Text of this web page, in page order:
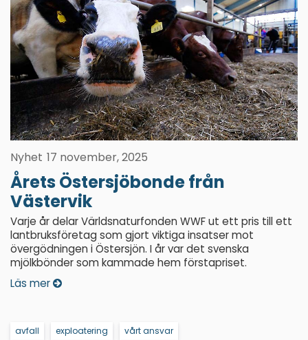
Nyhet 17 november, 2025
Årets Östersjöbonde från
Västervik
Varje år delar Världsnaturfonden WWF ut ett pris till ett
lantbruksföretag som gjort viktiga insatser mot
övergödningen i Östersjön. I år var det svenska
mjölkbönder som kammade hem förstapriset.
Läs mer
avfall exploatering vårt ansvar